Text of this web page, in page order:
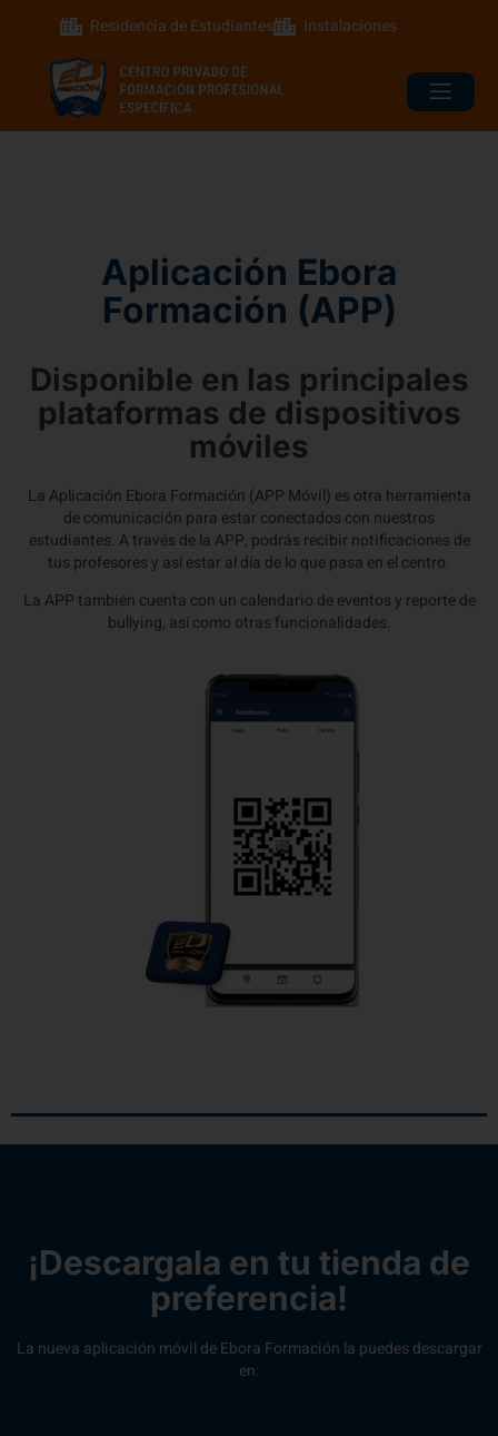
Residencia de Estudiantes Instalaciones
Aplicación Ebora
Formación (APP)
Disponible en las principales
plataformas de dispositivos
móviles
La Aplicación Ebora Formación (APP Móvil) es otra herramienta
de comunicación para estar conectados con nuestros
estudiantes. A través de la APP, podrás recibir notificaciones de
tus profesores y así estar al día de lo que pasa en el centro.
La APP también cuenta con un calendario de eventos y reporte de
bullying, así como otras funcionalidades.
¡Descargala en tu tienda de
preferencia!
La nueva aplicación móvil de Ebora Formación la puedes descargar
en: